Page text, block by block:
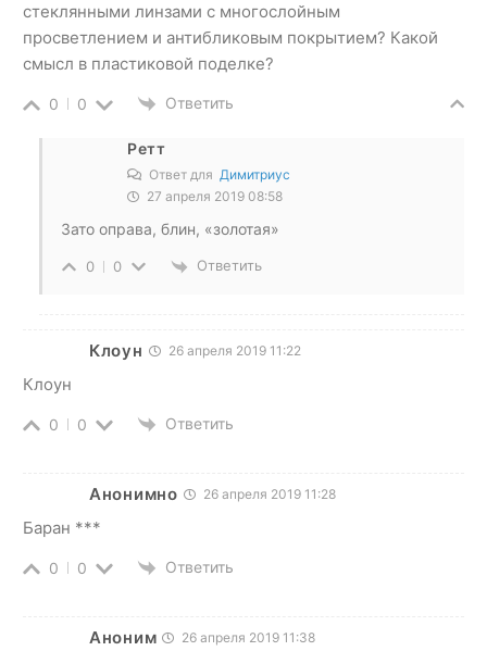
стеклянными линзами с многослойным
просветлением и антибликовым покрытием? Какой
смысл в пластиковой поделке?
0 0 Ответить
Ретт
Ответ для Димитриус
27 апреля 2019 08:58
Зато оправа, блин, «золотая»
0 0 Ответить
Клоун 26 апреля 2019 11:22
Клоун
0 0 Ответить
Анонимно 26 апреля 2019 11:28
Баран ***
0 0 Ответить
Аноним 26 апреля 2019 11:38